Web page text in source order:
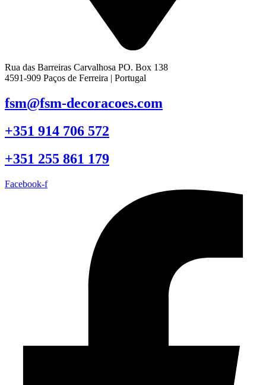
Rua das Barreiras Carvalhosa PO. Box 138
4591-909 Paços de Ferreira | Portugal
fsm@fsm-decoracoes.com
+351 914 706 572
+351 255 861 179
Facebook-f